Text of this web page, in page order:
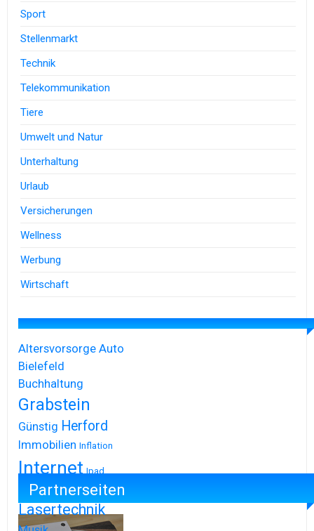
Sport
Stellenmarkt
Technik
Telekommunikation
Tiere
Umwelt und Natur
Unterhaltung
Urlaub
Versicherungen
Wellness
Werbung
Wirtschaft
Altersvorsorge Auto
Bielefeld
Buchhaltung
Grabstein
Günstig Herford
Immobilien Inflation
Internet Ipad
Iphone
Lasertechnik
Partnerseiten